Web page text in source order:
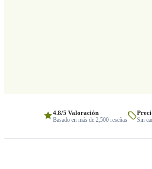
4.8/5 Valoración
Basado en más de 2,500 reseñas Sin